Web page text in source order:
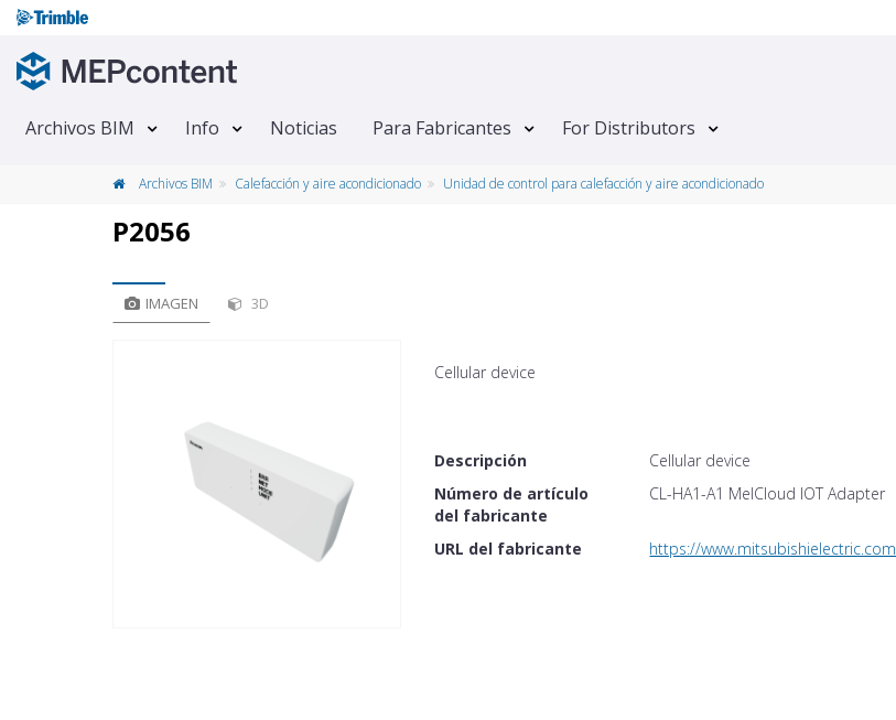
Archivos BIM Info Noticias Para Fabricantes For Distributors
Archivos BIM Calefacción y aire acondicionado Unidad de control para calefacción y aire acondicionado
P2056
IMAGEN 3D
Cellular device
Descripción
Cellular device
Número de artículo
del fabricante
CL-HA1-A1 MelCloud IOT Adapter
URL del fabricante https://www.mitsubishielectric.com